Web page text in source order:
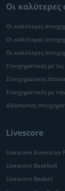
Οι καλύτερες
Οι καλύτερες
Οι καλύτερες
Οι καλύτερες
Στοιχηματικές με
Στοιχηματικές
Στοιχηματικές με
Αξιόπιστες
Livescore
Livescore American
Livescore Baseball
Livescore Basket